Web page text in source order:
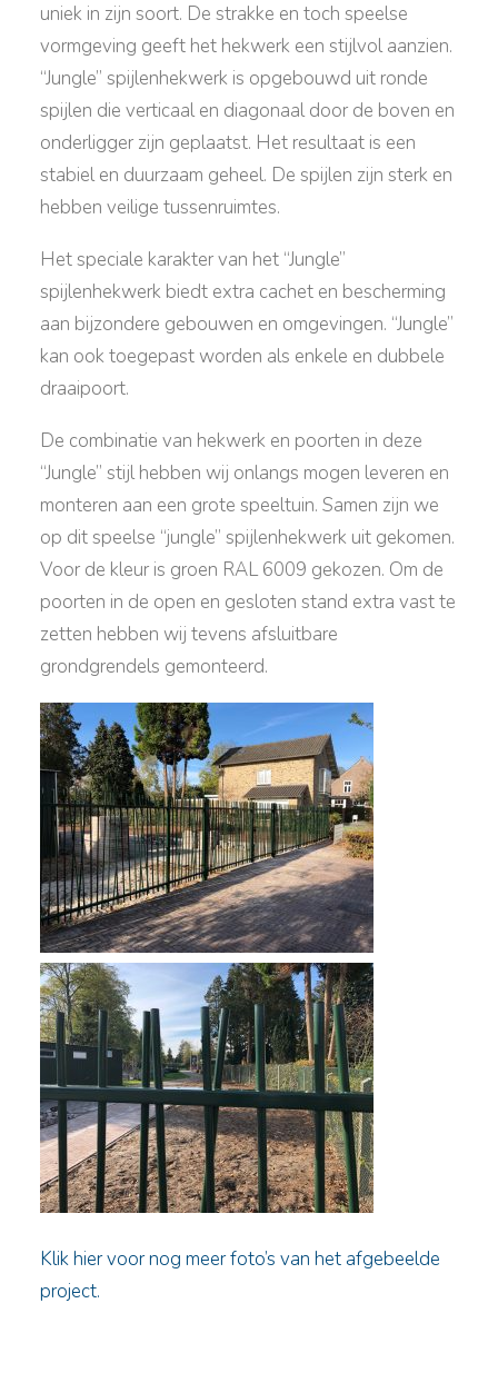
uniek in zijn soort. De strakke en toch speelse
vormgeving geeft het hekwerk een stijlvol aanzien.
“Jungle” spijlenhekwerk is opgebouwd uit ronde
spijlen die verticaal en diagonaal door de boven en
onderligger zijn geplaatst. Het resultaat is een
stabiel en duurzaam geheel. De spijlen zijn sterk en
hebben veilige tussenruimtes.
Het speciale karakter van het “Jungle”
spijlenhekwerk biedt extra cachet en bescherming
aan bijzondere gebouwen en omgevingen. “Jungle”
kan ook toegepast worden als enkele en dubbele
draaipoort.
De combinatie van hekwerk en poorten in deze
“Jungle” stijl hebben wij onlangs mogen leveren en
monteren aan een grote speeltuin. Samen zijn we
op dit speelse “jungle” spijlenhekwerk uit gekomen.
Voor de kleur is groen RAL 6009 gekozen. Om de
poorten in de open en gesloten stand extra vast te
zetten hebben wij tevens afsluitbare
grondgrendels gemonteerd.
Klik hier voor nog meer foto’s van het afgebeelde
project.